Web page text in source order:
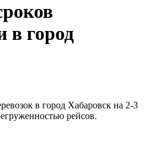
в город
в город Хабаровск на 2-3
рейсов.